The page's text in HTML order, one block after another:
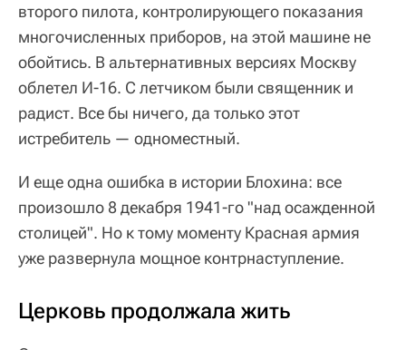
второго пилота, контролирующего показания
многочисленных приборов, на этой машине не
обойтись. В альтернативных версиях Москву
облетел И-16. С летчиком были священник и
радист. Все бы ничего, да только этот
истребитель — одноместный.
И еще одна ошибка в истории Блохина: все
произошло 8 декабря 1941-го "над осажденной
столицей". Но к тому моменту Красная армия
уже развернула мощное контрнаступление.
Церковь продолжала жить